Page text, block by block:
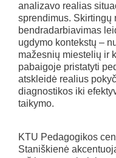
analizavo realias
sprendimus. Skirtingų
bendradarbiavimas
ugdymo kontekstų –
mažesnių miestelių ir
pabaigoje pristatyti
atskleidė realius
diagnostikos iki
taikymo.
KTU Pedagogikos
Staniškienė